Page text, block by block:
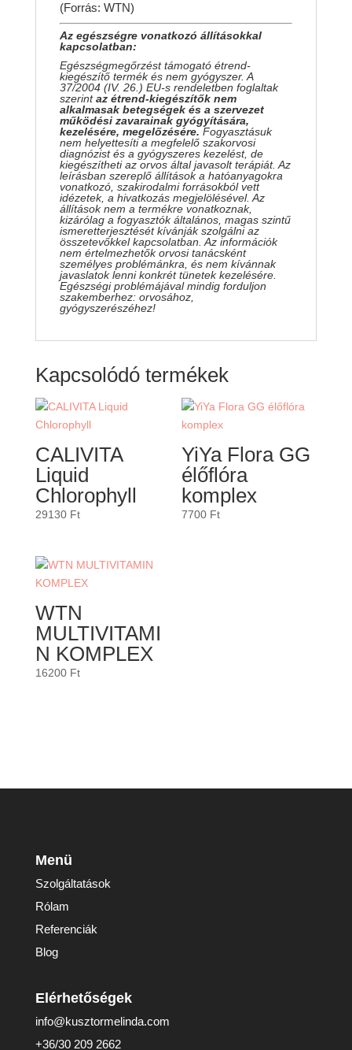
(Forrás: WTN)
Az egészségre vonatkozó állításokkal
kapcsolatban:
Egészségmegőrzést támogató étrend-
kiegészítő termék és nem gyógyszer. A
37/2004 (IV. 26.) EU-s rendeletben foglaltak
szerintaz étrend-kiegészítők nem
alkalmasak betegségek és a szervezet
működési zavarainak gyógyítására,
kezelésére, megelőzésére. Fogyasztásuk
nem helyettesíti a megfelelő szakorvosi
diagnózist és a gyógyszeres kezelést, de
kiegészítheti az orvos által javasolt terápiát. Az
leírásban szereplő állítások a hatóanyagokra
vonatkozó, szakirodalmi forrásokból vett
idézetek, a hivatkozás megjelölésével. Az
állítások nem a termékre vonatkoznak,
kizárólag a fogyasztók általános, magas szintű
ismeretterjesztését kívánják szolgálni az
összetevőkkel kapcsolatban. Az információk
nem értelmezhetők orvosi tanácsként
személyes problémánkra, és nem kívánnak
javaslatok lenni konkrét tünetek kezelésére.
Egészségi problémájával mindig forduljon
szakemberhez: orvosához,
gyógyszerészéhez!
Kapcsolódó termékek
CALIVITA
Liquid
Chlorophyll
29130 Ft
YiYa Flora GG
élőflóra
komplex
7700 Ft
WTN
MULTIVITAMI
N KOMPLEX
16200 Ft
Menü
Szolgáltatások
Rólam
Referenciák
Blog
Elérhetőségek
info@kusztormelinda.com
+36/30 209 2662